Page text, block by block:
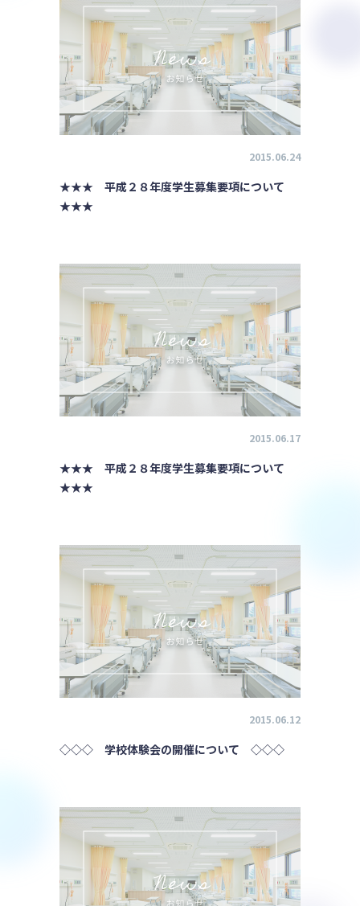
2015.06.24
★★★ 平成２８年度学生募集要項について
★★★
2015.06.17
★★★ 平成２８年度学生募集要項について
★★★
2015.06.12
◇◇◇ 学校体験会の開催について ◇◇◇